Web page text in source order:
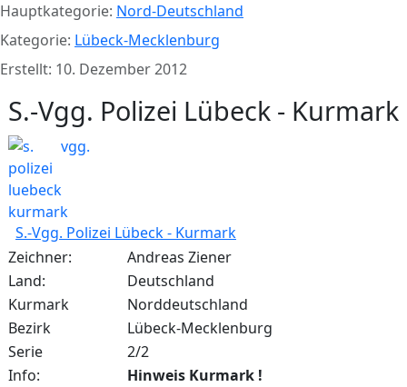
Hauptkategorie: Nord-Deutschland
Kategorie: Lübeck-Mecklenburg
Erstellt: 10. Dezember 2012
S.-Vgg. Polizei Lübeck - Kurmark
S.-Vgg. Polizei Lübeck - Kurmark
Zeichner:
Andreas Ziener
Land:
Deutschland
Kurmark
Norddeutschland
Bezirk
Lübeck-Mecklenburg
Serie
2/2
Info:
Hinweis Kurmark !